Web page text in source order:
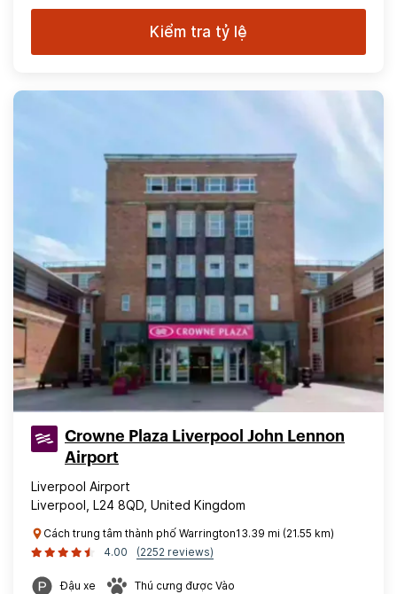
Kiểm tra tỷ lệ
Crowne Plaza Liverpool John Lennon
Airport
Liverpool Airport
Liverpool, L24 8QD, United Kingdom
Cách trung tâm thành phố Warrington13.39 mi (21.55 km)
4.00
(2252 reviews)
Đậu xe Thú cưng được Vào